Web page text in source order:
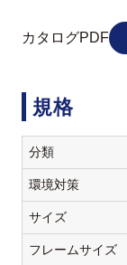
カタログPDF
規格
分類
環境対策
サイズ
フレームサイズ